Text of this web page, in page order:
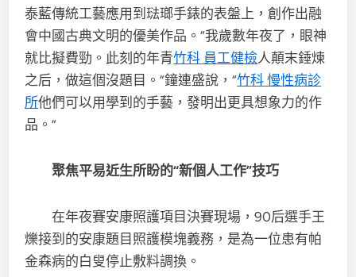
泰藍傳統工藝應用到琺瑯手錶的表盤上，創作出融
會中國古典文明的優美作品。“我歲數年夜了，眼神
就比擬費勁。此刻的年青竹科 員工健檢人顛末錘煉
之后，做這個沒題目。”鐘連盛說，“竹科 慢性病診
所他們可以用學到的手藝，發明出更具想象力的作
品。”
聚焦平易近生所盼的“新個人工作”技巧
在年夜賽安康照護項目決賽現場，90后選手王
爍接到的安康題目照護模塊義務，是為一位患有帕
金森病的白叟停止敷料調換。